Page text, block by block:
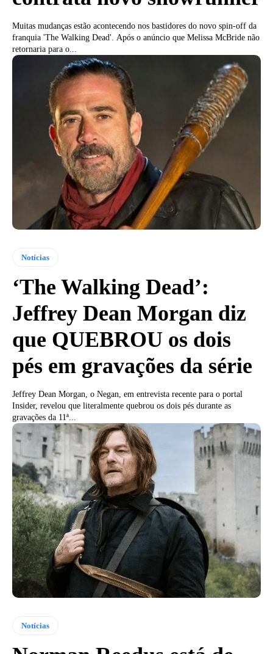
Muitas mudanças estão acontecendo nos bastidores do novo spin-off da
franquia 'The Walking Dead'. Após o anúncio que Melissa McBride não
retornaria para o...
Notícias
‘The Walking Dead’:
Jeffrey Dean Morgan diz
que QUEBROU os dois
pés em gravações da série
Jeffrey Dean Morgan, o Negan, em entrevista recente para o portal
Insider, revelou que literalmente quebrou os dois pés durante as
gravações da 11ª...
Notícias